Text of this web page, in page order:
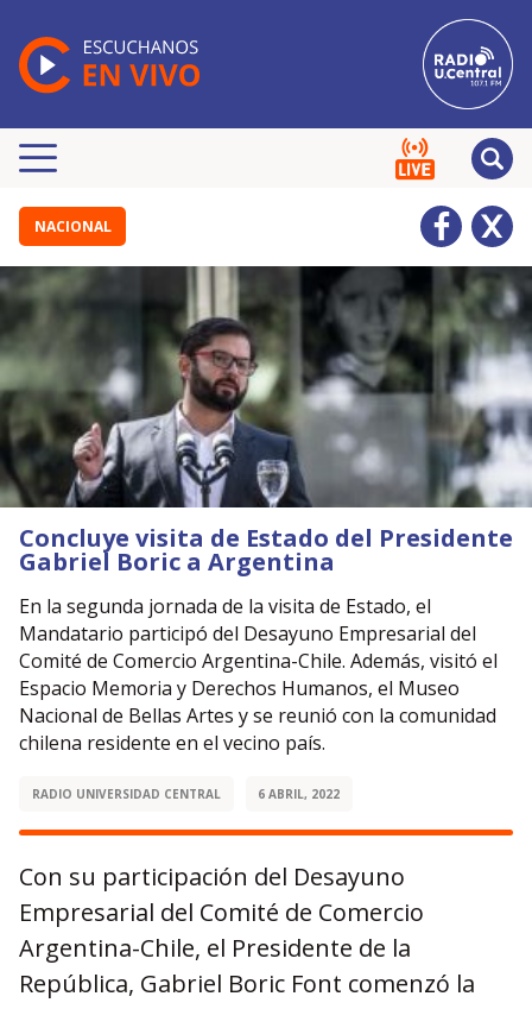
NACIONAL
Concluye visita de Estado del Presidente
Gabriel Boric a Argentina
En la segunda jornada de la visita de Estado, el
Mandatario participó del Desayuno Empresarial del
Comité de Comercio Argentina-Chile. Además, visitó el
Espacio Memoria y Derechos Humanos, el Museo
Nacional de Bellas Artes y se reunió con la comunidad
chilena residente en el vecino país.
RADIO UNIVERSIDAD CENTRAL 6 ABRIL, 2022
Con su participación del Desayuno
Empresarial del Comité de Comercio
Argentina-Chile, el Presidente de la
República, Gabriel Boric Font comenzó la